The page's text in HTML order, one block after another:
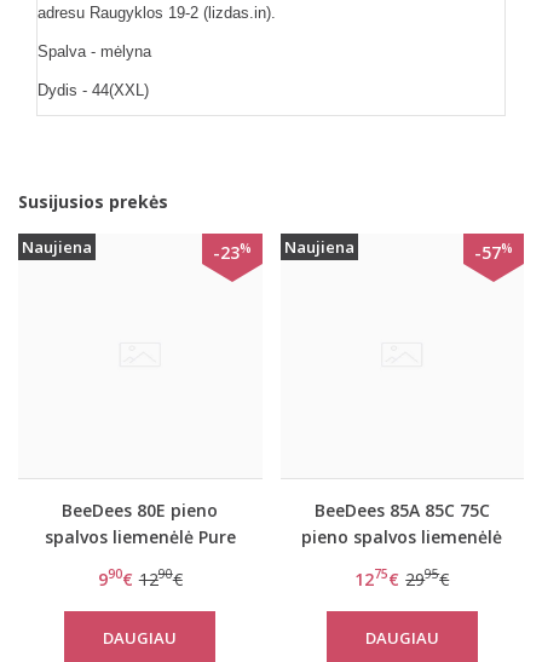
adresu Raugyklos 19-2 (lizdas.in).
Spalva - mėlyna
Dydis - 44(XXL)
Susijusios prekės
Naujiena -23%
BeeDees 80E pieno
spalvos liemenėlė Pure
990€ 1290€
DAUGIAU
Naujiena -57%
BeeDees 85A 85C 75C
pieno spalvos liemenėlė
1275€ 2995€
DAUGIAU